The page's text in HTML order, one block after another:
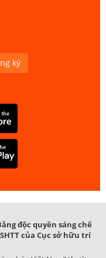
độc quyền sáng chế
của Cục sở hữu trí